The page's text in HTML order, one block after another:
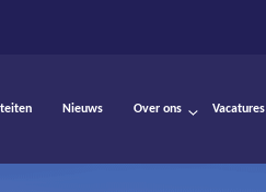
Nieuws Over ons Vacatures